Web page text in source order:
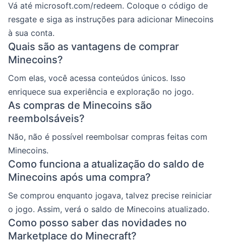
Vá até microsoft.com/redeem. Coloque o código de
resgate e siga as instruções para adicionar Minecoins
à sua conta.
Quais são as vantagens de comprar
Minecoins?
Com elas, você acessa conteúdos únicos. Isso
enriquece sua experiência e exploração no jogo.
As compras de Minecoins são
reembolsáveis?
Não, não é possível reembolsar compras feitas com
Minecoins.
Como funciona a atualização do saldo de
Minecoins após uma compra?
Se comprou enquanto jogava, talvez precise reiniciar
o jogo. Assim, verá o saldo de Minecoins atualizado.
Como posso saber das novidades no
Marketplace do Minecraft?